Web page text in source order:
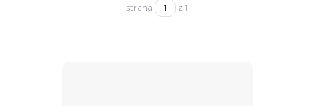
strana z 1